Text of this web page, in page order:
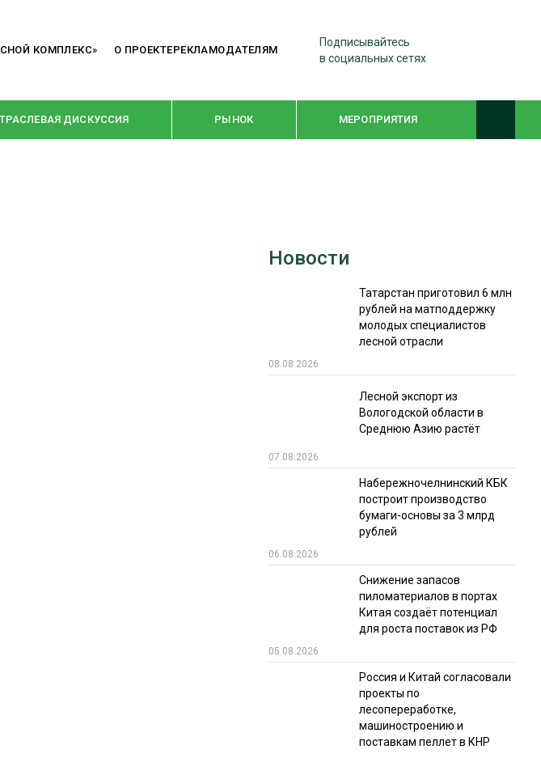
КОМПЛЕКС» О ПРОЕКТЕРЕКЛАМОДАТЕЛЯМ
Подписывайтесь
в социальных сетях
ДИСКУССИЯ РЫНОК МЕРОПРИЯТИЯ
WOODEX-2021
СУШКА ДРЕВЕСИНЫ
ИТОГИ МЕРОПРИЯТИЙ
Новости
Татарстан приготовил 6 млн
рублей на матподдержку
молодых специалистов
лесной отрасли
08.08.2026
Лесной экспорт из
Вологодской области в
Среднюю Азию растёт
07.08.2026
Набережночелнинский КБК
построит производство
бумаги-основы за 3 млрд
рублей
06.08.2026
Снижение запасов
пиломатериалов в портах
Китая создаёт потенциал
для роста поставок из РФ
05.08.2026
Россия и Китай согласовали
проекты по
лесопереработке,
машиностроению и
поставкам пеллет в КНР